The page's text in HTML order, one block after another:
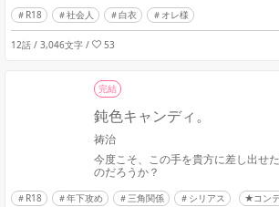
R18 社会人 白衣 オレ様
12話 / 3,046文字 / 53
完結
鈍色キャンディ。
祷治
今度こそ、この手を貴方に差し出せ
のだろうか？
R18 年下攻め 三角関係 シリアス ★コン